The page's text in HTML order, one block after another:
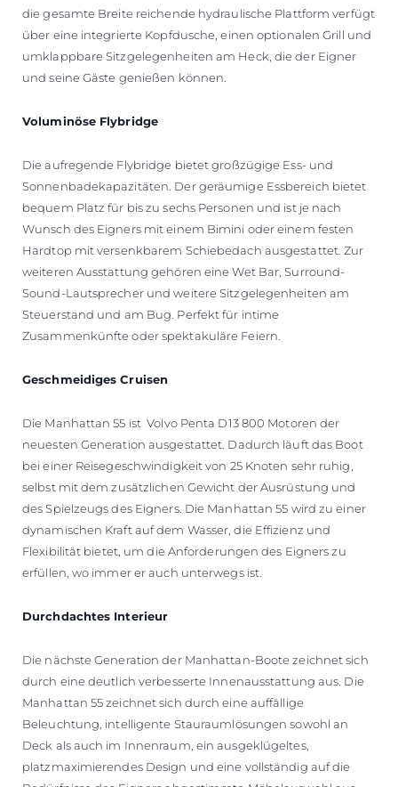
die gesamte Breite reichende hydraulische Plattform verfügt
über eine integrierte Kopfdusche, einen optionalen Grill und
umklappbare Sitzgelegenheiten am Heck, die der Eigner
und seine Gäste genießen können.
Voluminöse Flybridge
Die aufregende Flybridge bietet großzügige Ess- und
Sonnenbadekapazitäten. Der geräumige Essbereich bietet
bequem Platz für bis zu sechs Personen und ist je nach
Wunsch des Eigners mit einem Bimini oder einem festen
Hardtop mit versenkbarem Schiebedach ausgestattet. Zur
weiteren Ausstattung gehören eine Wet Bar, Surround-
Sound-Lautsprecher und weitere Sitzgelegenheiten am
Steuerstand und am Bug. Perfekt für intime
Zusammenkünfte oder spektakuläre Feiern.
Geschmeidiges Cruisen
Die Manhattan 55 ist Volvo Penta D13 800 Motoren der
neuesten Generation ausgestattet. Dadurch läuft das Boot
bei einer Reisegeschwindigkeit von 25 Knoten sehr ruhig,
selbst mit dem zusätzlichen Gewicht der Ausrüstung und
des Spielzeugs des Eigners. Die Manhattan 55 wird zu einer
dynamischen Kraft auf dem Wasser, die Effizienz und
Flexibilität bietet, um die Anforderungen des Eigners zu
erfüllen, wo immer er auch unterwegs ist.
Durchdachtes Interieur
Die nächste Generation der Manhattan-Boote zeichnet sich
durch eine deutlich verbesserte Innenausstattung aus. Die
Manhattan 55 zeichnet sich durch eine auffällige
Beleuchtung, intelligente Stauraumlösungen sowohl an
Deck als auch im Innenraum, ein ausgeklügeltes,
platzmaximierendes Design und eine vollständig auf die